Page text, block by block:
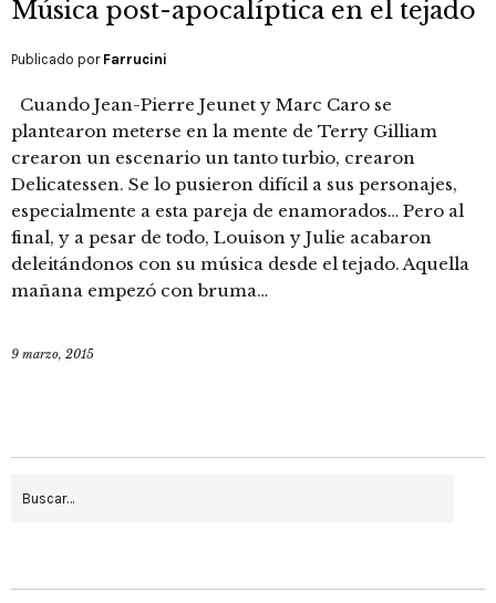
Música post-apocalíptica en el tejado
Publicado por Farrucini
Cuando Jean-Pierre Jeunet y Marc Caro se
plantearon meterse en la mente de Terry Gilliam
crearon un escenario un tanto turbio, crearon
Delicatessen. Se lo pusieron difícil a sus personajes,
especialmente a esta pareja de enamorados… Pero al
final, y a pesar de todo, Louison y Julie acabaron
deleitándonos con su música desde el tejado. Aquella
mañana empezó con bruma…
9 marzo, 2015